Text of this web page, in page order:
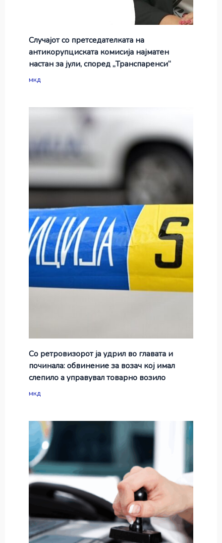
Случајот со претседателката на
антикорупциската комисија најматен
настан за јули, според „Транспаренси“
мкд
Со ретровизорот ја удрил во главата и
починала: обвинение за возач кој имал
слепило а управувал товарно возило
мкд